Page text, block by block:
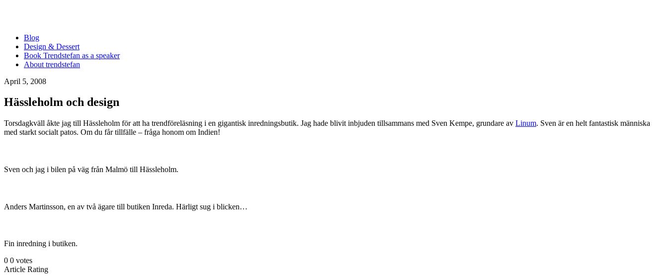
Blog
Design & Dessert
Book Trendstefan as a speaker
About trendstefan
April 5, 2008
Hässleholm och design
Torsdagkväll åkte jag till Hässleholm för att ha trendföreläsning i en gigantisk inredningsbutik. Jag hade blivit inbjuden tillsammans med Sven Kempe, grundare av Linum. Sven är en helt fantastisk människa
med starkt socialt patos. Om du får tillfälle – fråga honom om Indien!
Sven och jag i bilen på väg från Malmö till Hässleholm.
Anders Martinsson, en av två ägare till butiken Inreda. Härligt sug i blicken…
Fin inredning i butiken.
0 0 votes
Article Rating